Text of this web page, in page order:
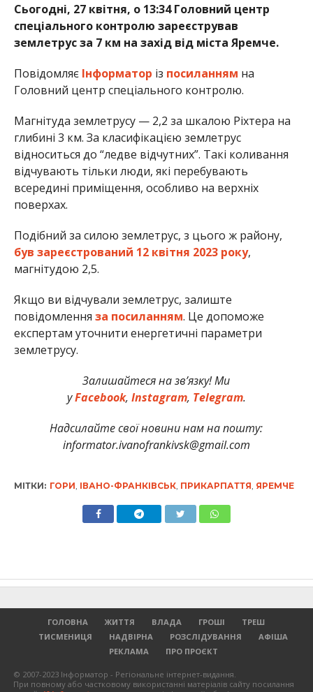
Сьогодні, 27 квітня, о 13:34 Головний центр
спеціального контролю зареєстрував
землетрус за 7 км на захід від міста Яремче.
Повідомляє Інформатор із посиланням на
Головний центр спеціального контролю.
Магнітуда землетрусу — 2,2 за шкалою Ріхтера на
глибині 3 км. За класифікацією землетрус
відноситься до “ледве відчутних”. Такі коливання
відчувають тільки люди, які перебувають
всередині приміщення, особливо на верхніх
поверхах.
Подібний за силою землетрус, з цього ж району,
був зареєстрований 12 квітня 2023 року,
магнітудою 2,5.
Якщо ви відчували землетрус, залиште
повідомлення за посиланням. Це допоможе
експертам уточнити енергетичні параметри
землетрусу.
Залишайтеся на зв’язку! Ми
уFacebook, Instagram, Telegram.
Надсилайте свої новини нам на пошту:
informator.ivanofrankivsk@gmail.com
МІТКИ: ГОРИ ІВАНО-ФРАНКІВСЬК, ПРИКАРПАТТЯ ЯРЕМЧЕ
ГОЛОВНА ЖИТТЯ ВЛАДА ГРОШІ
ТРЕШ
ТИСМЕНИЦЯ
НАДВІРНА РОЗСЛІДУВАННЯ
АФІША
РЕКЛАМА
ПРО ПРОЄКТ
© 2007-2023 Інформатор - Регіональне інтернет-видання.
При повному або частковому використанні матеріалів сайту посилання